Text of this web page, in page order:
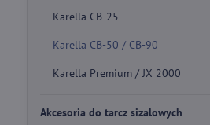
Karella CB-25
Karella CB-50 / CB-90
Karella Premium / JX 2000
Akcesoria do tarcz sizalowych